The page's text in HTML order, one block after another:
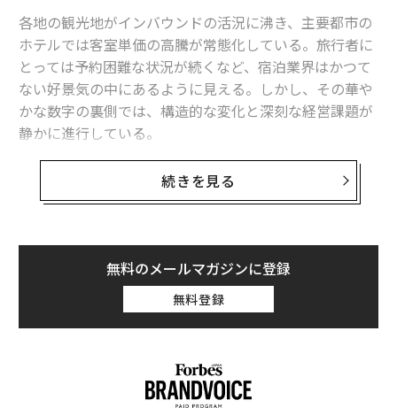
各地の観光地がインバウンドの活況に沸き、主要都市の
ホテルでは客室単価の高騰が常態化している。旅行者に
とっては予約困難な状況が続くなど、宿泊業界はかつて
ない好景気の中にあるように見える。しかし、その華や
かな数字の裏側では、構造的な変化と深刻な経営課題が
静かに進行している。
帝国データバンクの調査によると、2025年度の国内旅
館・ホテル市場は、事業者売上高ベースで6.5兆円に達す
場の拡大そのものは堅調といえる。背景には、訪日外国
人客の増加に伴う客室稼働率の上昇と、強気な価格設定
が浸透したことがある。
続きを見る
無料のメールマガジンに登録
無料登録